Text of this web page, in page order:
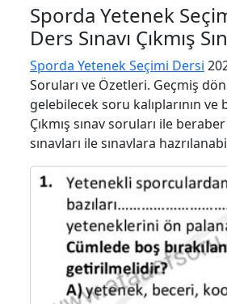
Sporda Yetenek
Ders Sınavı Çıkmış
Sporda Yetenek Seçimi Dersi
Soruları ve Özetleri. Geçmiş
gelebilecek soru kalıplarının
Çıkmış sınav soruları ile
sınavları ile sınavlara